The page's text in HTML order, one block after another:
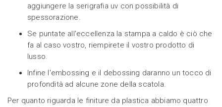
aggiungere la serigrafia uv con possibilità di
spessorazione.
Se puntate all'eccellenza la stampa a caldo è ciò che
fa al caso vostro, riempirete il vostro prodotto di
lusso.
Infine l'embossing e il debossing daranno un tocco di
profondità ad alcune zone della scatola.
Per quanto riguarda le finiture da plastica abbiamo quattro